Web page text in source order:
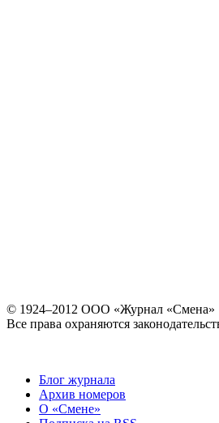
© 1924–2012 ООО «Журнал «Смена»
Все права охраняются
Блог журнала
Архив номеров
О «Смене»